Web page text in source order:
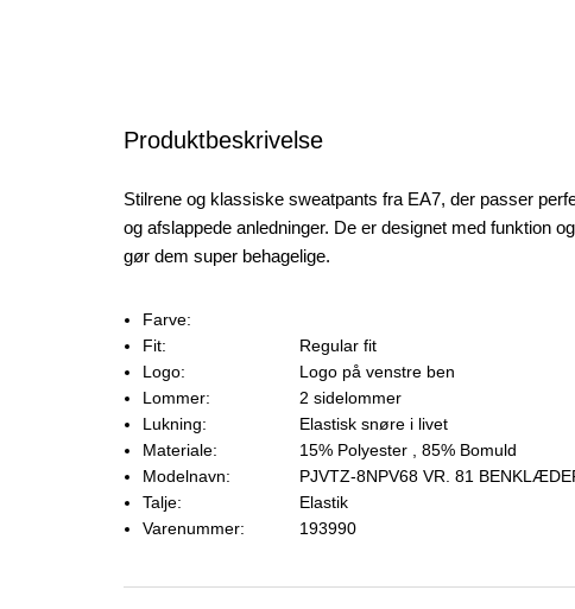
Produktbeskrivelse
Stilrene og klassiske sweatpants fra EA7, der passer
og afslappede anledninger. De er designet med funktion
gør dem super behagelige.
Farve:
Fit:
Regular fit
Logo:
Logo på venstre ben
Lommer:
2 sidelommer
Lukning:
Elastisk snøre i livet
Materiale:
15% Polyester
, 85% Bomuld
Modelnavn:
PJVTZ-8NPV68 VR. 81
Talje:
Elastik
Varenummer:
193990